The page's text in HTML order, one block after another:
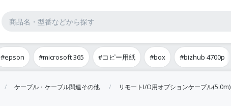
#epson #microsoft 365 #コピー用紙 #box #bizhub 4700p
ケーブル・ケーブル関連その他 リモートI/O用オプションケーブル(5.0m)